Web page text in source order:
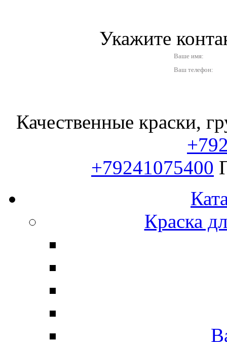
Укажите
Ваше имя:
Ваш телефон:
Качественные краски,
+79241075400
Краска